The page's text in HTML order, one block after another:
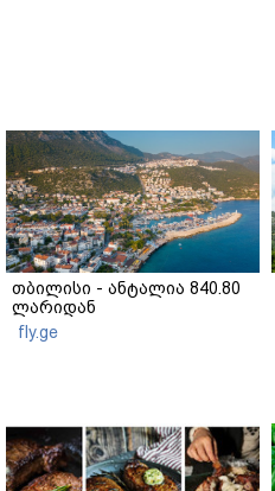
თბილისი - ანტალია 840.80
ლარიდან
fly.ge